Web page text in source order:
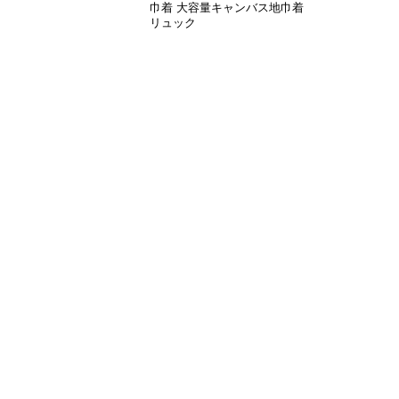
巾着 大容量キャンバス地巾着
リュック